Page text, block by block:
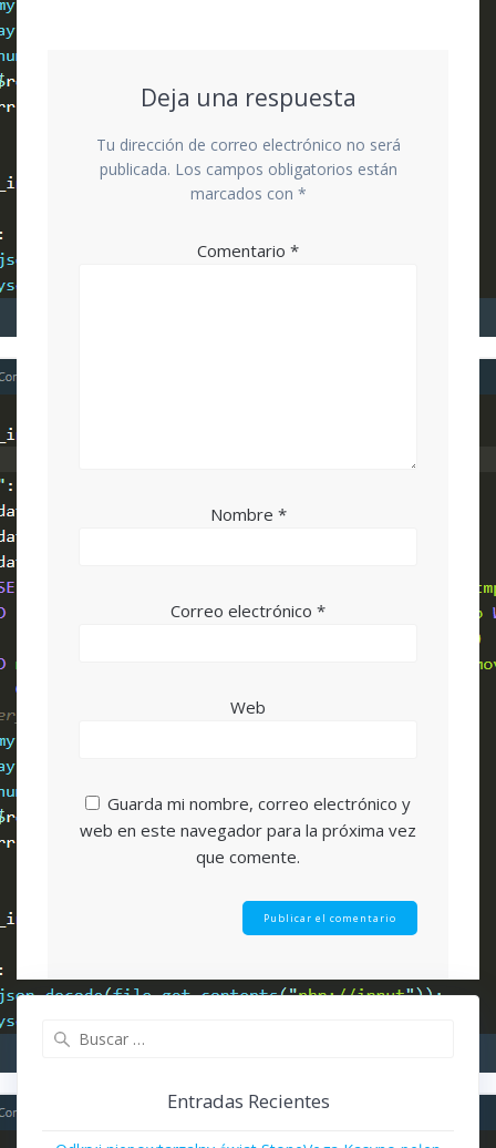
Deja una respuesta
Tu dirección de correo electrónico no será
publicada. Los campos obligatorios están
marcados con *
Comentario *
Nombre *
Correo electrónico *
Web
Guarda mi nombre, correo electrónico y
web en este navegador para la próxima vez
que comente.
Entradas Recientes